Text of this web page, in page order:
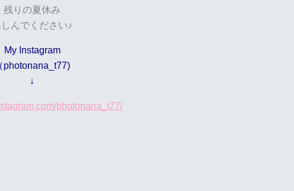
残りの夏休み
んでください♪
My Instagram
photonana_t77)
↓
photonana_t77/